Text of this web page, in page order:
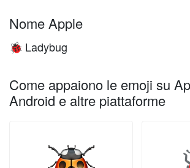
Nome Apple
🐞 Ladybug
Come appaiono le emoji su
Android e altre piattaforme